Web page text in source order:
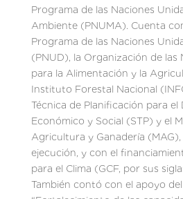
Programa de las Naciones
Ambiente (PNUMA). Cuenta
Programa de las Naciones
(PNUD), la Organización de las
para la Alimentación y la
Instituto Forestal Nacional
Técnica de Planificación para el
Económico y Social (STP) y el
Agricultura y Ganadería
ejecución, y con el
para el Clima (GCF, por sus
También contó con el apoyo